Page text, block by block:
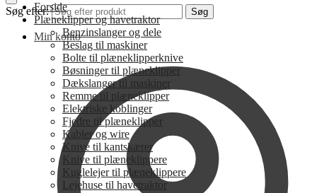
Søg efter: Søg
Min konto
Forside
Plæneklipper og havetraktor
Benzinslanger og dele
Beslag til maskiner
Bolte til plæneklipperknive
Bøsninger til plæneklipper
Dækslanger til maskiner
Remme til plæneklipper
Elektriske koblinger
Fjedre til plæneklipper
Kabler og wire
Knive til kantskærer
Knive til plæneklippere
Kuglelejer til plæneklippere
Lejehuse til havetraktor